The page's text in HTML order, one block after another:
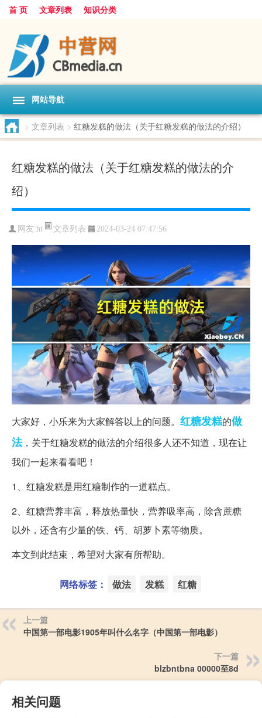
首 页 文章列表 知识分类
网站导航
> 文章列表 > 红糖发糕的做法（关于红糖发糕的做法的介绍）
红糖发糕的做法（关于红糖发糕的做法的介
绍）
网友:ht 文章列表 2024-03-24 07:47:56
大家好，小乐来为大家解答以上的问题。 红糖发糕的做
法，关于红糖发糕的做法的介绍很多人还不知道，现在让
我们一起来看看吧！
1、红糖发糕是用红糖制作的一道糕点。
2、红糖营养丰富，释放热量快，营养吸率高，除含蔗糖
以外，还含有少量的铁、钙、胡萝卜素等物质。
本文到此结束，希望对大家有所帮助。
网络标签： 做法 发糕 红糖
上一篇
中国第一部电影1905年叫什么名字（中国第一部电影）
下一篇
blzbntbna 00000至8d
相关问题